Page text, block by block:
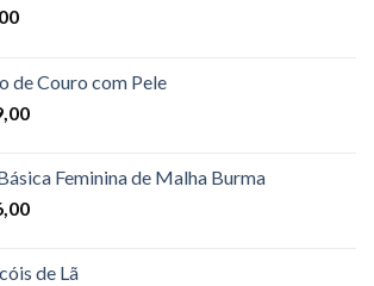
de Couro com Pele
Feminina de Malha Burma
de Lã